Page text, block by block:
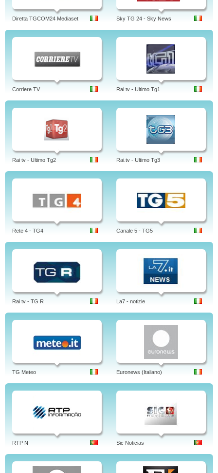
Diretta TGCOM24 Mediaset Sky TG 24 - Sky News
Corriere TV Rai tv - Ultimo Tg1
Rai tv - Ultimo Tg2 Rai.tv - Ultimo Tg3
Rete 4 - TG4 Canale 5 - TG5
Rai tv - TG R La7 - notizie
TG Meteo Euronews (Italiano)
RTP N Sic Noticias